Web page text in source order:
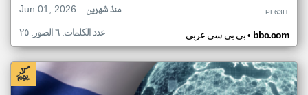
Jun 01, 2026
منذ شهرين PF63IT
بي بي سي عربي• bbc.com عدد الكلمات: ٦ الصور: ٢٥